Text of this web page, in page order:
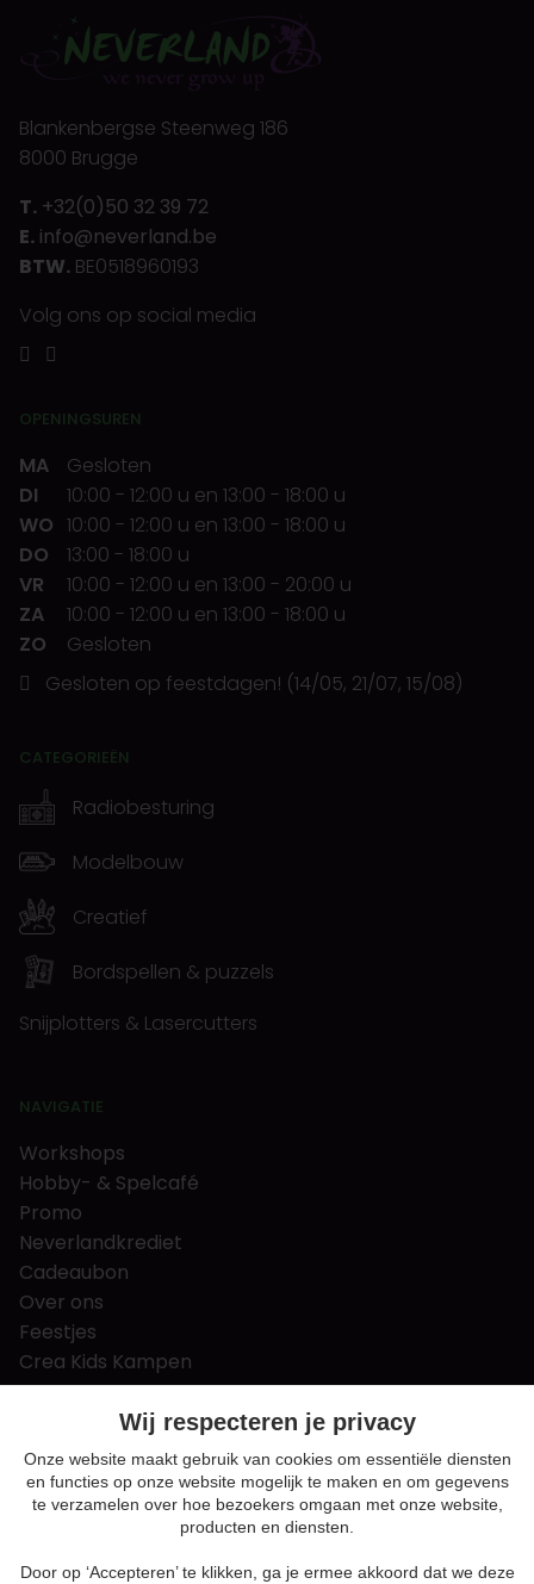
Blankenbergse Steenweg 186
8000 Brugge
T. +32(0)50 32 39 72
E. info@neverland.be
BTW. BE0518960193
Volg ons op social media
OPENINGSUREN
MA
Gesloten
DI
10:00 - 12:00 u en 13:00 - 18:00 u
WO 10:00 - 12:00 u en 13:00 - 18:00 u
DO
13:00 - 18:00 u
VR
10:00 - 12:00 u en 13:00 - 20:00 u
ZA
10:00 - 12:00 u en 13:00 - 18:00 u
ZO
Gesloten
Gesloten op feestdagen! (14/05, 21/07, 15/08)
CATEGORIEËN
Radiobesturing
Modelbouw
Creatief
Bordspellen & puzzels
Snijplotters & Lasercutters
NAVIGATIE
Workshops
Hobby- & Spelcafé
Promo
Neverlandkrediet
Cadeaubon
Over ons
Feestjes
Crea Kids Kampen
FAQ
Tips & tricks
Contact
Nieuws & Vacatures
Wij respecteren je privacy
Onze website maakt gebruik van cookies om essentiële diensten
en functies op onze website mogelijk te maken en om gegevens
te verzamelen over hoe bezoekers omgaan met onze website,
producten en diensten.
Door op ‘Accepteren’ te klikken, ga je ermee akkoord dat we deze